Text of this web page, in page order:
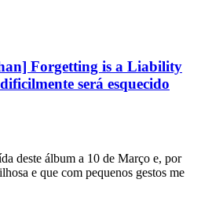
Forgetting is a Liability
será esquecido
deste álbum a 10 de Março e, por
e que com pequenos gestos me